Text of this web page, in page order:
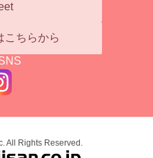
こちらから
All Rights Reserved.